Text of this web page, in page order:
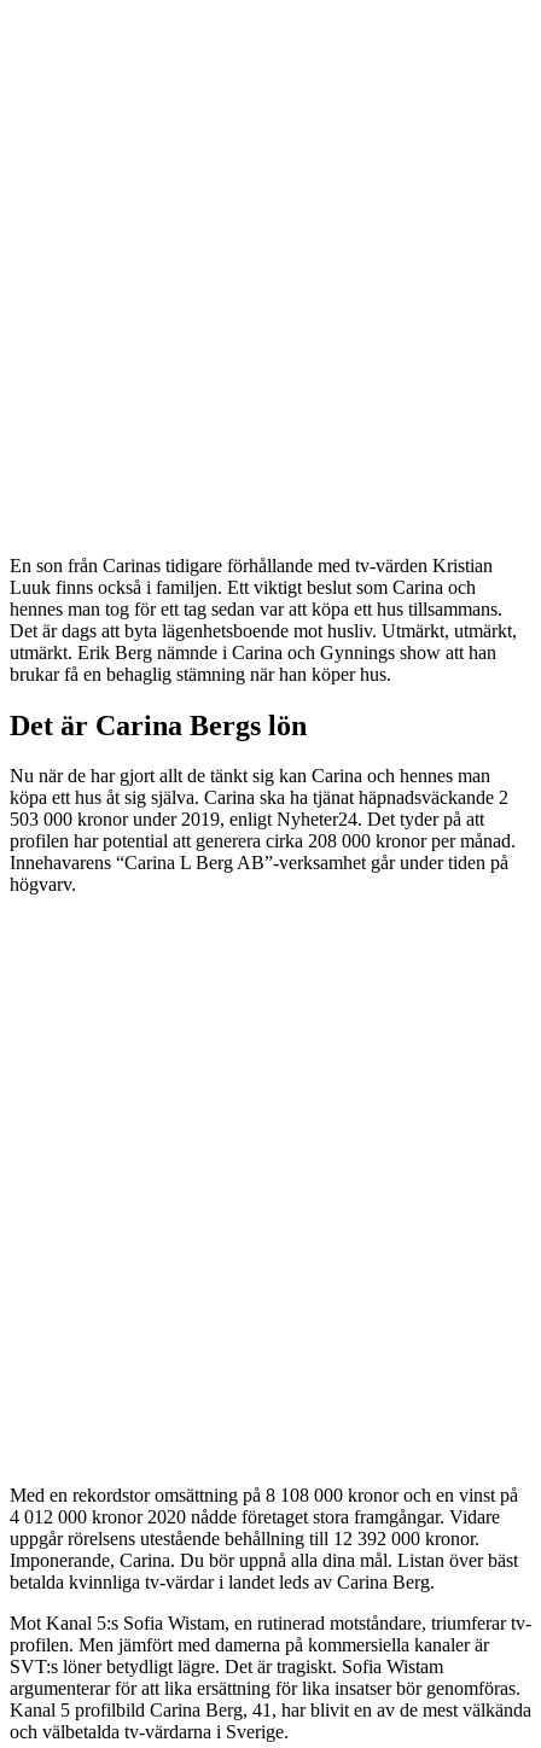
En son från Carinas tidigare förhållande med tv-värden Kristian
Luuk finns också i familjen. Ett viktigt beslut som Carina och
hennes man tog för ett tag sedan var att köpa ett hus tillsammans.
Det är dags att byta lägenhetsboende mot husliv. Utmärkt, utmärkt,
utmärkt. Erik Berg nämnde i Carina och Gynnings show att han
brukar få en behaglig stämning när han köper hus.
Det är Carina Bergs lön
Nu när de har gjort allt de tänkt sig kan Carina och hennes man
köpa ett hus åt sig själva. Carina ska ha tjänat häpnadsväckande 2
503 000 kronor under 2019, enligt Nyheter24. Det tyder på att
profilen har potential att generera cirka 208 000 kronor per månad.
Innehavarens “Carina L Berg AB”-verksamhet går under tiden på
högvarv.
Med en rekordstor omsättning på 8 108 000 kronor och en vinst på
4 012 000 kronor 2020 nådde företaget stora framgångar. Vidare
uppgår rörelsens utestående behållning till 12 392 000 kronor.
Imponerande, Carina. Du bör uppnå alla dina mål. Listan över bäst
betalda kvinnliga tv-värdar i landet leds av Carina Berg.
Mot Kanal 5:s Sofia Wistam, en rutinerad motståndare, triumferar tv-
profilen. Men jämfört med damerna på kommersiella kanaler är
SVT:s löner betydligt lägre. Det är tragiskt. Sofia Wistam
argumenterar för att lika ersättning för lika insatser bör genomföras.
Kanal 5 profilbild Carina Berg, 41, har blivit en av de mest välkända
och välbetalda tv-värdarna i Sverige.